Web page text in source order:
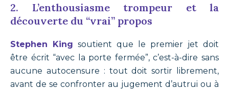
2. L’enthousiasme trompeur et la
découverte du “vrai” propos
Stephen King soutient que le premier jet doit
être écrit “avec la porte fermée”, c’est-à-dire sans
aucune autocensure : tout doit sortir librement,
avant de se confronter au jugement d’autrui ou à